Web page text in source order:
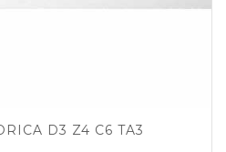
D3 Z4 C6 TA3